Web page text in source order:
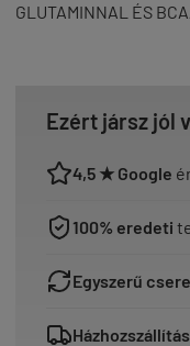
GLUTAMINNAL ÉS
Ezért jársz jól
4,5 ★ Google
100% eredeti
Egyszerű csere
Házhozszállítás